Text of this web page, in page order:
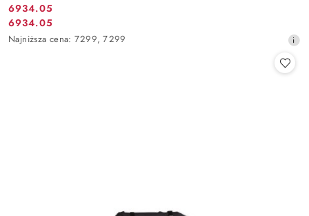
Cena
promocyjna:
6934.05
Cena
promocyjna:
6934.05
Najniższa
Najniższa cena: 7299, 7299